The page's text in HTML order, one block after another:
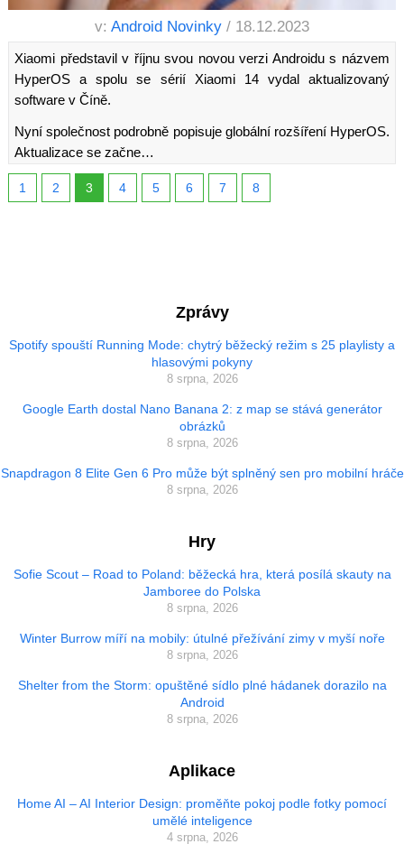
v: Android Novinky / 18.12.2023
Xiaomi představil v říjnu svou novou verzi Androidu s názvem
HyperOS a spolu se sérií Xiaomi 14 vydal aktualizovaný
software v Číně.
Nyní společnost podrobně popisuje globální rozšíření HyperOS.
Aktualizace se začne…
1 2 3 4 5 6 7 8
Zprávy
Spotify spouští Running Mode: chytrý běžecký režim s 25 playlisty a
hlasovými pokyny
8 srpna, 2026
Google Earth dostal Nano Banana 2: z map se stává generátor
obrázků
8 srpna, 2026
Snapdragon 8 Elite Gen 6 Pro může být splněný sen pro mobilní hráče
8 srpna, 2026
Hry
Sofie Scout – Road to Poland: běžecká hra, která posílá skauty na
Jamboree do Polska
8 srpna, 2026
Winter Burrow míří na mobily: útulné přežívání zimy v myší noře
8 srpna, 2026
Shelter from the Storm: opuštěné sídlo plné hádanek dorazilo na
Android
8 srpna, 2026
Aplikace
Home AI – AI Interior Design: proměňte pokoj podle fotky pomocí
umělé inteligence
4 srpna, 2026